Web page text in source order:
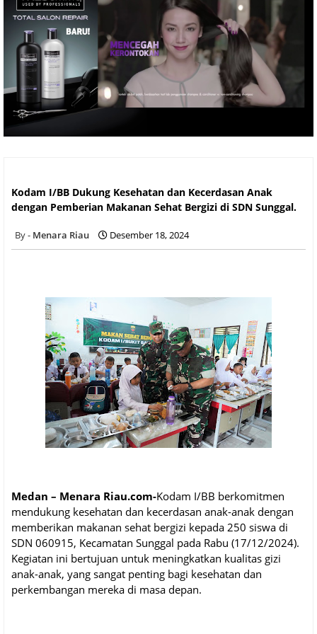
Kodam I/BB Dukung Kesehatan dan Kecerdasan Anak
dengan Pemberian Makanan Sehat Bergizi di SDN Sunggal.
Menara Riau Desember 18, 2024
Medan – Menara Riau.com-Kodam I/BB berkomitmen
mendukung kesehatan dan kecerdasan anak-anak dengan
memberikan makanan sehat bergizi kepada 250 siswa di
SDN 060915, Kecamatan Sunggal pada Rabu (17/12/2024).
Kegiatan ini bertujuan untuk meningkatkan kualitas gizi
anak-anak, yang sangat penting bagi kesehatan dan
perkembangan mereka di masa depan.